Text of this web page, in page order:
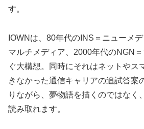
す。
IOWNは、80年代のINS＝ニューメ
マルチメディア、2000年代のNGN
ぐ大構想。同時にそれはネットやス
きなかった通信キャリアの追試答案
りながら、夢物語を描くのではなく
読み取れます。